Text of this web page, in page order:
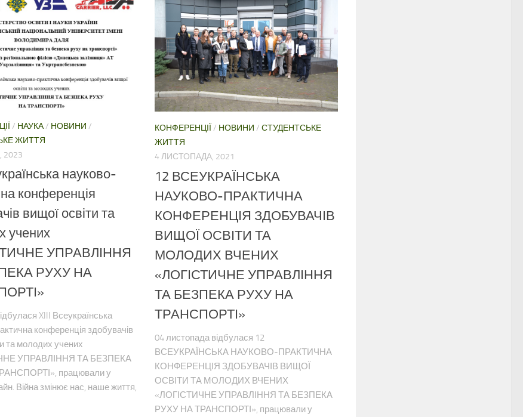
/ НАУКА/ НОВИНИ /
ЖИТТЯ
2023
науково-
конференція
вищої освіти та
учених
УПРАВЛІННЯ
РУХУ НА
XIII Всеукраїнська
конференція здобувачів
та молодих учених
УПРАВЛІННЯ ТА БЕЗПЕКА
працювали у
Війна змінює нас, наше життя,
КОНФЕРЕНЦІЇ / НОВИНИ / СТУДЕНТСЬКЕ
ЖИТТЯ
4 ЛИСТОПАДА, 2021
12 ВСЕУКРАЇНСЬКА
НАУКОВО-ПРАКТИЧНА
КОНФЕРЕНЦІЯ ЗДОБУВАЧІВ
ВИЩОЇ ОСВІТИ ТА
МОЛОДИХ ВЧЕНИХ
«ЛОГІСТИЧНЕ УПРАВЛІННЯ
ТА БЕЗПЕКА РУХУ НА
ТРАНСПОРТІ»
04 листопада відбулася 12
ВСЕУКРАЇНСЬКА НАУКОВО-ПРАКТИЧНА
КОНФЕРЕНЦІЯ ЗДОБУВАЧІВ ВИЩОЇ
ОСВІТИ ТА МОЛОДИХ ВЧЕНИХ
«ЛОГІСТИЧНЕ УПРАВЛІННЯ ТА БЕЗПЕКА
РУХУ НА ТРАНСПОРТІ», працювали у